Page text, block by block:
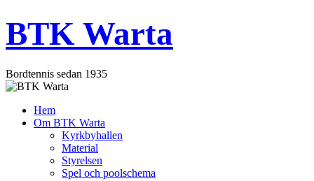
Skip
content
BTK Warta
Bordtennis sedan 1935
Hem
Om BTK Warta
Kyrkbyhallen
Material
Styrelsen
Spel och poolschema